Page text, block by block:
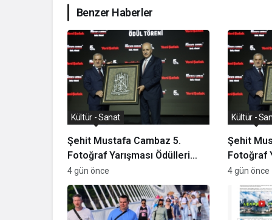
Benzer Haberler
Şehit Mustafa Cambaz 5.
Fotoğraf Yarışması Ödülleri
Demokrasi ve Özgürlükler
Adası’nda Sahiplerini Buldu
Kültür - Sanat
4 gün önce
Şehit
Fotoğraf
Kültür -
4 gün önce